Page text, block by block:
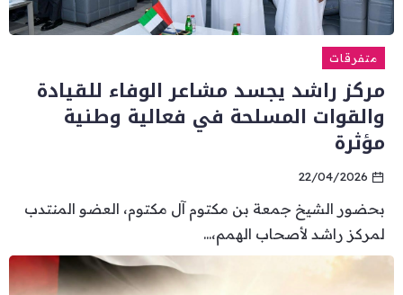
متفرقات
مركز راشد يجسد مشاعر الوفاء للقيادة
والقوات المسلحة في فعالية وطنية
مؤثرة
22/04/2026
بحضور الشيخ جمعة بن مكتوم آل مكتوم، العضو المنتدب
لمركز راشد لأصحاب الهمم،...